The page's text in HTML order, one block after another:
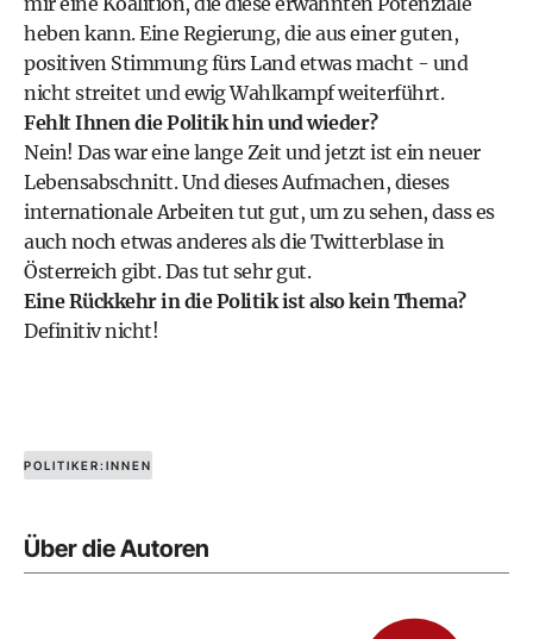
heben kann. Eine Regierung, die aus einer guten,
positiven Stimmung fürs Land etwas macht - und
nicht streitet und ewig Wahlkampf weiterführt.
Fehlt Ihnen die Politik hin und wieder?
Nein! Das war eine lange Zeit und jetzt ist ein neuer
Lebensabschnitt. Und dieses Aufmachen, dieses
internationale Arbeiten tut gut, um zu sehen, dass es
auch noch etwas anderes als die Twitterblase in
Österreich gibt. Das tut sehr gut.
Eine Rückkehr in die Politik ist also kein Thema?
Definitiv nicht!
POLITIKER:INNEN
Über die Autoren